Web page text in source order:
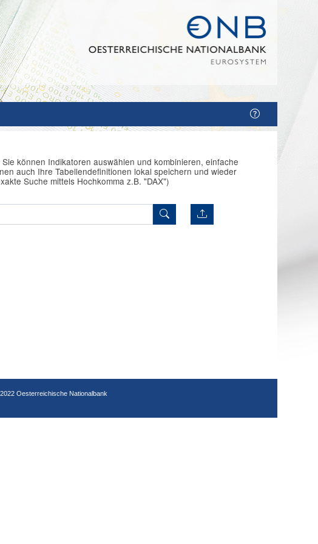
können Indikatoren auswählen und kombinieren, einfache
auch Ihre Tabellendefinitionen lokal speichern und wieder
Suche mittels Hochkomma z.B. "DAX")
Oesterreichische Nationalbank